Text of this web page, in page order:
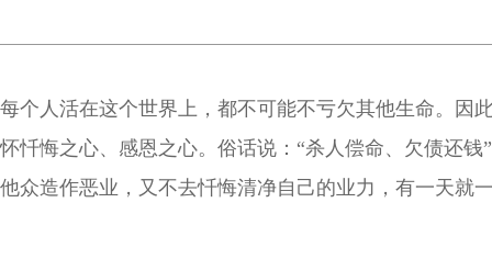
每个人活在这个世界上，都不可能不亏欠其他生命。因
怀忏悔之心、感恩之心。俗话说：“杀人偿命、欠债还钱
他众造作恶业，又不去忏悔清净自己的业力，有一天就